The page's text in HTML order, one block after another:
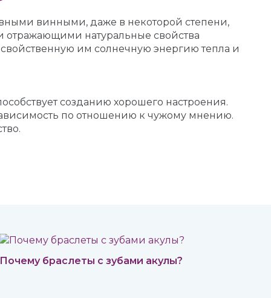
винными, даже в некоторой степени,
натуральные свойства
свойственную им солнечную энергию тепла и
созданию хорошего настроения.
по отношению к чужому мнению.
Почему браслеты с зубами акулы?